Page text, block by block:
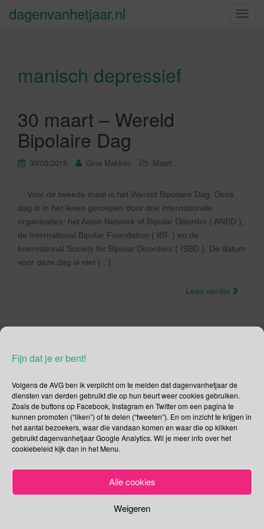
Fijn dat je er bent!
Volgens de AVG ben ik verplicht om te melden dat dagenvanhetjaar de
diensten van derden gebruikt die op hun beurt weer cookies gebruiken.
Zoals de buttons op Facebook, Instagram en Twitter om een pagina te
kunnen promoten (“liken”) of te delen (“tweeten”). En om inzicht te krijgen in
het aantal bezoekers, waar die vandaan komen en waar die op klikken
gebruikt dagenvanhetjaar Google Analytics. Wil je meer info over het
cookiebeleid kijk dan in het Menu.
Alle cookies
Weigeren
S
dagenvanhetjaar.nl
manisch depressief
30 maart – Wereld
Bipolaire Dag
30/03/2015 Gina Makken Maart
Voor de tweede maal is het Wereld Bipolaire Dag. Deze
dag is in het leven geroepen door drie internationale
organisaties: het Asian Network of Bipolar Disorder ( ANBD ),
de International Bipolar Foundation ( IBF ) en de
International Society for Bipolar Disorders ( ISBD ). De datum
voor deze dag is niet […]
Lees verder
Social Media
Je kunt me volgen op
Zoeken
Zoeken
Recente tweetsKlik om marketing cookies te
accepteren en deze inhoud in te